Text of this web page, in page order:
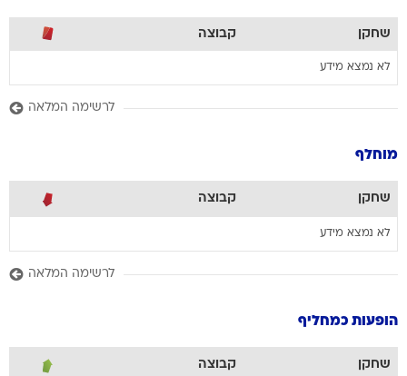
שחקן קבוצה
לא נמצא מידע
לרשימה המלאה
מוחלף
שחקן קבוצה
לא נמצא מידע
לרשימה המלאה
הופעות כמחליף
שחקן קבוצה